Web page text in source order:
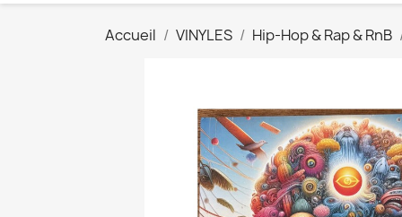
Accueil VINYLES Hip-Hop & Rap & RnB